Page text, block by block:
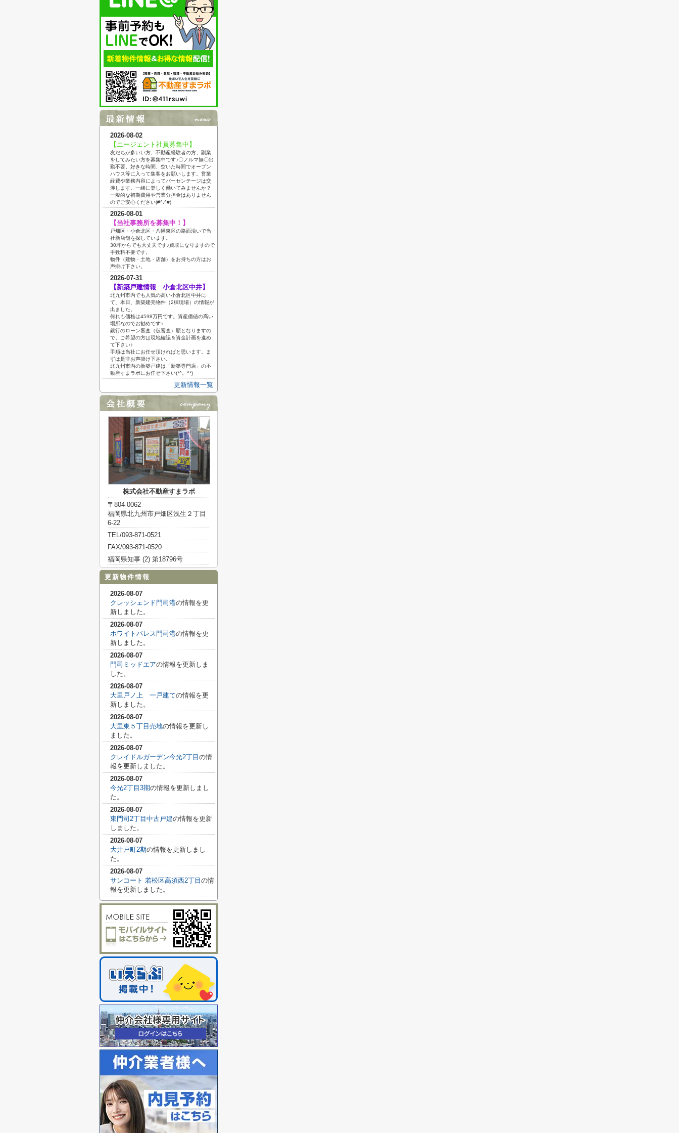
2026-08-02
【エージェント社員募集中】
友だちが多いい方、不動産経験者の方、副業
をしてみたい方を募集中です♪〇ノルマ無〇出
勤不要。好きな時間、空いた時間でオープン
ハウス等に入って集客をお願いします。営業
経費や業務内容によってパーセンテージは交
渉します。一緒に楽しく働いてみませんか？
一般的な初期費用や営業分担金はありません
のでご安心ください(#^.^#)
2026-08-01
【当社事務所を募集中！】
戸畑区・小倉北区・八幡東区の路面沿いで当
社新店舗を探しています。
30坪からでも大丈夫です♪買取になりますので
手数料不要です。
物件（建物・土地・店舗）をお持ちの方はお
声掛け下さい。
2026-07-31
【新築戸建情報 小倉北区中井】
北九州市内でも人気の高い小倉北区中井に
て、本日、新築建売物件（2棟現場）の情報が
出ました。
何れも価格は4598万円です。資産価値の高い
場所なのでお勧めです♪
銀行のローン審査（仮審査）順となりますの
で、ご希望の方は現地確認＆資金計画を進め
て下さい♪
手順は当社にお任せ頂ければと思います。ま
ずは是非お声掛け下さい。
北九州市内の新築戸建は「新築専門店」の不
動産すまラボにお任せ下さい(*^。^*)
更新情報一覧
株式会社不動産すまラボ
〒804-0062
福岡県北九州市戸畑区浅生２丁目
6-22
TEL/093-871-0521
FAX/093-871-0520
福岡県知事 (2) 第18796号
更新物件情報
2026-08-07
クレッシェンド門司港の情報を更
新しました。
2026-08-07
ホワイトパレス門司港の情報を更
新しました。
2026-08-07
門司ミッドエアの情報を更新しま
した。
2026-08-07
大里戸ノ上 一戸建ての情報を更
新しました。
2026-08-07
大里東５丁目売地の情報を更新し
ました。
2026-08-07
クレイドルガーデン今光2丁目 の情
報を更新しました。
2026-08-07
今光2丁目3期の情報を更新しまし
た。
2026-08-07
東門司2丁目中古戸建の情報を更新
しました。
2026-08-07
大井戸町2期の情報を更新しまし
た。
2026-08-07
サンコート 若松区高須西2丁目 の情
報を更新しました。